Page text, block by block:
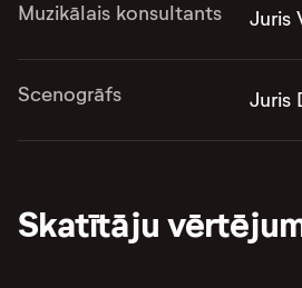
Muzikālais konsultants Juris
Scenogrāfs Juris
Skatītāju